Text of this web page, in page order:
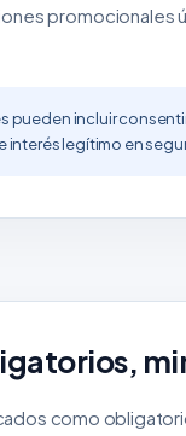
promocionales
pueden incluir
interés legítimo en
como